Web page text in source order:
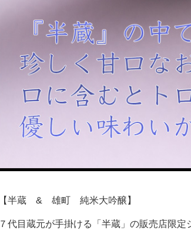
【半蔵 & 雄町 純米大吟醸】
７代目蔵元が手掛ける「半蔵」の販売店限定